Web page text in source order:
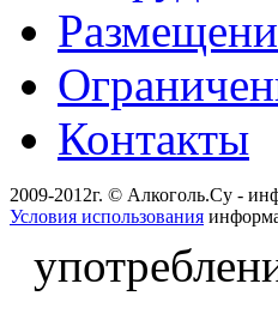
Контакты
2009-2012г. © Алкоголь.Су -
Условия использования